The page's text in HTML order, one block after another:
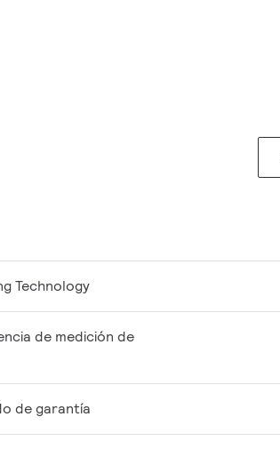
Technology
de medición de
de garantía